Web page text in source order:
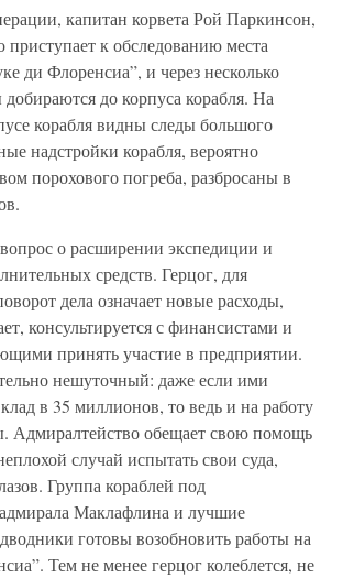
капитан корвета Рой Паркинсон,
приступает к обследованию места
ди Флоренсиа”, и через несколько
добираются до корпуса корабля. На
корабля видны следы большого
надстройки корабля, вероятно
порохового погреба, разбросаны в
о расширении экспедиции и
средств. Герцог, для
дела означает новые расходы,
консультируется с финансистами и
принять участие в предприятии.
нешуточный: даже если ими
в 35 миллионов, то ведь и на работу
Адмиралтейство обещает свою помощь
случай испытать свои суда,
Группа кораблей под
Маклафлина и лучшие
готовы возобновить работы на
Тем не менее герцог колеблется, не